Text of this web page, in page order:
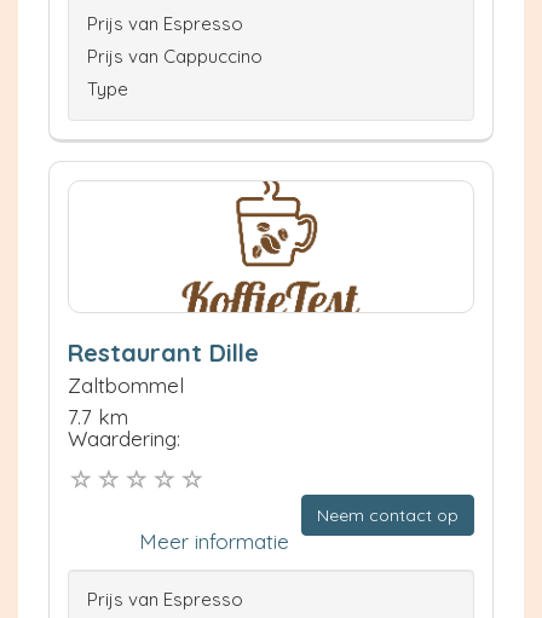
Prijs van Espresso
Prijs van Cappuccino
Type
Restaurant Dille
Zaltbommel
7.7 km
Waardering:
Neem contact op
Meer informatie
Prijs van Espresso